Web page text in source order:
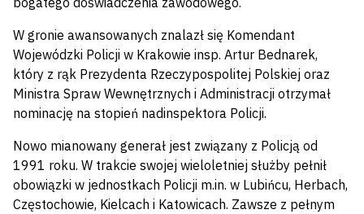
W gronie awansowanych znalazł się Komendant
Wojewódzki Policji w Krakowie insp. Artur Bednarek,
który z rąk Prezydenta Rzeczypospolitej Polskiej oraz
Ministra Spraw Wewnętrznych i Administracji otrzymał
nominację na stopień nadinspektora Policji.
Nowo mianowany generał jest związany z Policją od
1991 roku. W trakcie swojej wieloletniej służby pełnił
obowiązki w jednostkach Policji m.in. w Lubińcu, Herbach,
Częstochowie, Kielcach i Katowicach. Zawsze z pełnym